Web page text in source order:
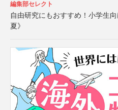
編集部セレクト
自由研究にもおすすめ！小学生
夏》